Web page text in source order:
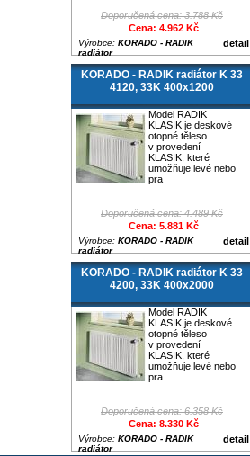
Doporučená cena: 3.788 Kč
Cena: 4.962 Kč
detail
Výrobce: KORADO - RADIK
radiátor
KORADO - RADIK radiátor K 33
4120, 33K 400x1200
Model RADIK
KLASIK je deskové
otopné těleso
v provedení
KLASIK, které
umožňuje levé nebo
pra
Doporučená cena: 4.489 Kč
Cena: 5.881 Kč
detail
Výrobce: KORADO - RADIK
radiátor
KORADO - RADIK radiátor K 33
4200, 33K 400x2000
Model RADIK
KLASIK je deskové
otopné těleso
v provedení
KLASIK, které
umožňuje levé nebo
pra
Doporučená cena: 6.358 Kč
Cena: 8.330 Kč
detail
Výrobce: KORADO - RADIK
radiátor